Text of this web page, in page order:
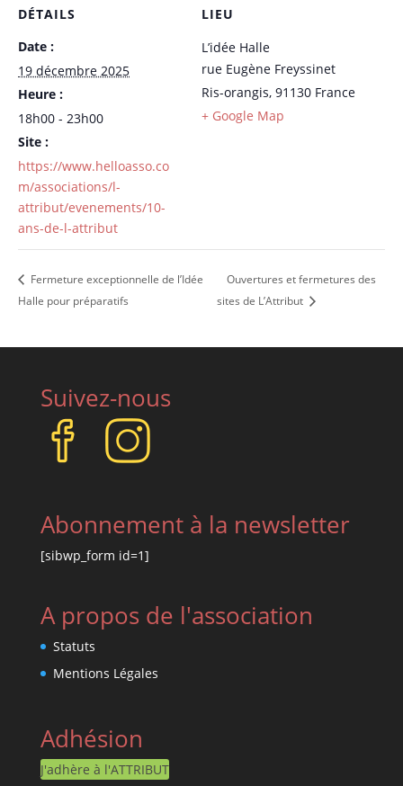
DÉTAILS
Date :
19 décembre 2025
Heure :
18h00 - 23h00
Site :
https://www.helloasso.co
m/associations/l-
attribut/evenements/10-
ans-de-l-attribut
LIEU
L’idée Halle
rue Eugène Freyssinet
Ris-orangis, 91130 France
+ Google Map
Fermeture exceptionnelle de l’Idée
Halle pour préparatifs
Ouvertures et fermetures des
sites de L’Attribut
Suivez-nous
Abonnement à la newsletter
[sibwp_form id=1]
A propos de l'association
Statuts
Mentions Légales
Adhésion
J'adhère à l'ATTRIBUT